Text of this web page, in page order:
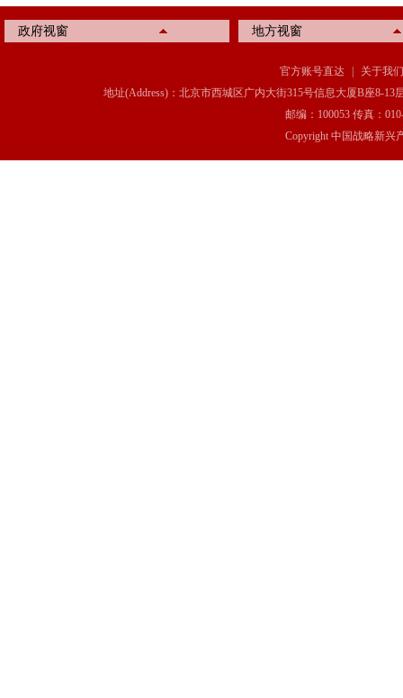
政府视窗 地方视窗
官方账号直达
关于我们
地址(Address)：北京市西城区广内大街315号信息大厦B座8-13
邮编：100053 传真：
Copyright 中国战略新兴